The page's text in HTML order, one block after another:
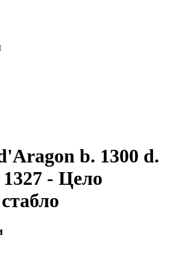
b. 1300 d.
- Цело